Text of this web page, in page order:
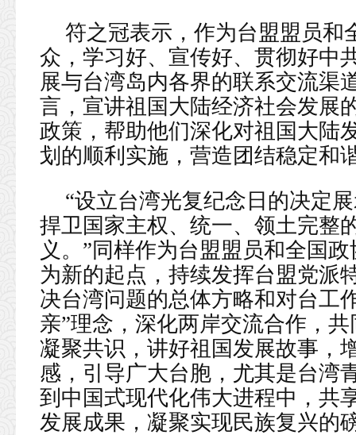
符之冠表示，作为台盟盟员和
众，学习好、宣传好、贯彻好中
展与台湾岛内各界的联系交流渠
言，宣讲祖国大陆经济社会发展
政策，帮助他们深化对祖国大陆
划的顺利实施，营造团结稳定和
“设立台湾光复纪念日的决定
捍卫国家主权、统一、领土完整
义。”同样作为台盟盟员和全国
为新的起点，持续发挥台盟党派
决台湾问题的总体方略和对台工
亲”理念，深化两岸交流合作，
凝聚共识，讲好祖国发展故事，
感，引导广大台胞，尤其是台湾
到中国式现代化伟大进程中，共
发展成果，凝聚实现民族复兴的